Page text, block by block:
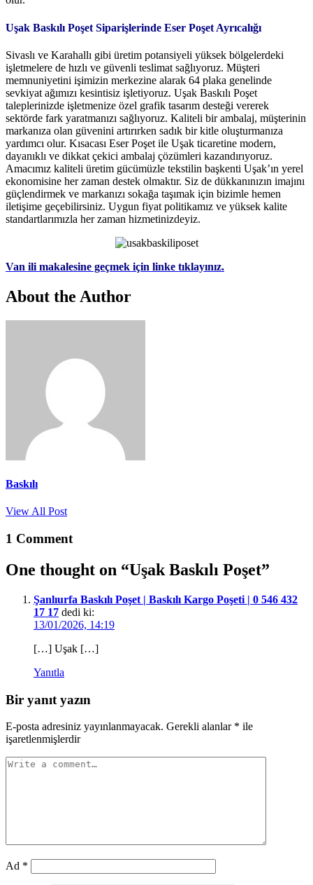
Uşak Baskılı Poşet Siparişlerinde Eser Poşet Ayrıcalığı
Sivaslı ve Karahallı gibi üretim potansiyeli yüksek bölgelerdeki
işletmelere de hızlı ve güvenli teslimat sağlıyoruz. Müşteri
memnuniyetini işimizin merkezine alarak 64 plaka genelinde
sevkiyat ağımızı kesintisiz işletiyoruz. Uşak Baskılı Poşet
taleplerinizde işletmenize özel grafik tasarım desteği vererek
sektörde fark yaratmanızı sağlıyoruz. Kaliteli bir ambalaj, müşterinin
markanıza olan güvenini artırırken sadık bir kitle oluşturmanıza
yardımcı olur. Kısacası Eser Poşet ile Uşak ticaretine modern,
dayanıklı ve dikkat çekici ambalaj çözümleri kazandırıyoruz.
Amacımız kaliteli üretim gücümüzle tekstilin başkenti Uşak’ın yerel
ekonomisine her zaman destek olmaktır. Siz de dükkanınızın imajını
güçlendirmek ve markanızı sokağa taşımak için bizimle hemen
iletişime geçebilirsiniz. Uygun fiyat politikamız ve yüksek kalite
standartlarımızla her zaman hizmetinizdeyiz.
Van ili makalesine geçmek için linke tıklayınız.
About the Author
Baskılı
View All Post
1 Comment
One thought on “Uşak Baskılı Poşet”
Şanlıurfa Baskılı Poşet | Baskılı Kargo Poşeti | 0 546 432
17 17 dedi ki:
13/01/2026, 14:19
[…] Uşak […]
Yanıtla
Bir yanıt yazın
E-posta adresiniz yayınlanmayacak. Gerekli alanlar * ile
işaretlenmişlerdir
Ad *